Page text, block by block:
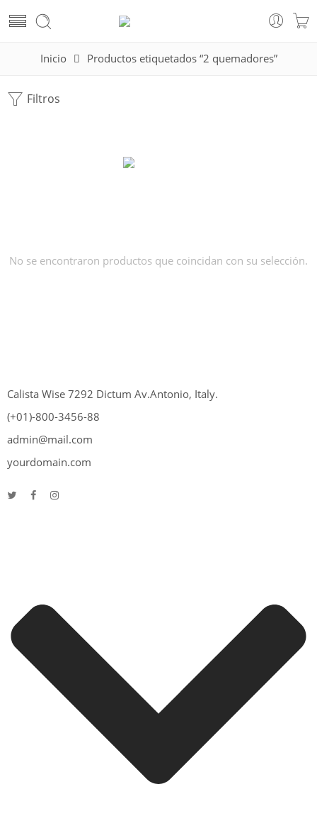
Inicio Productos etiquetados “2 quemadores”
Filtros
No se encontraron productos que coincidan con su selección.
Calista Wise 7292 Dictum Av.Antonio, Italy.
(+01)-800-3456-88
admin@mail.com
yourdomain.com